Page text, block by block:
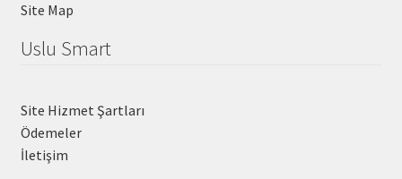
Site Map
Uslu Smart
Site Hizmet Şartları
Ödemeler
İletişim